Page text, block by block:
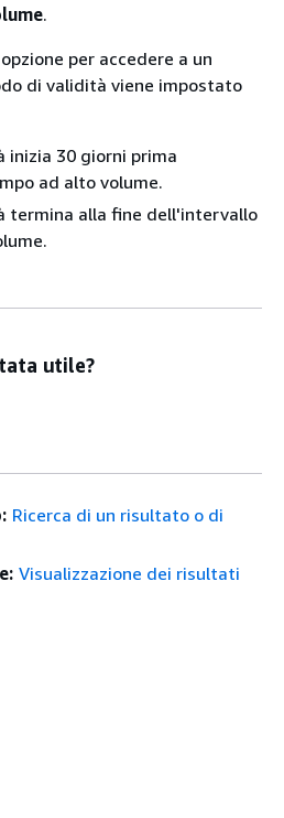
.
per accedere a un
di validità viene impostato
inizia 30 giorni prima
ad alto volume.
termina alla fine dell'intervallo
utile?
Ricerca di un risultato o di
Visualizzazione dei risultati